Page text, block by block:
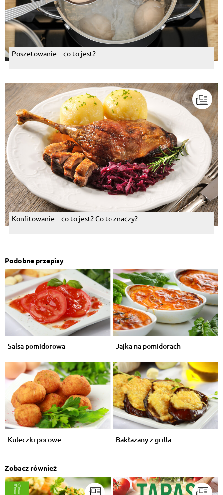
Poszetowanie – co to jest?
Konfitowanie – co to jest? Co to znaczy?
Podobne przepisy
Salsa pomidorowa Jajka na pomidorach
Kuleczki porowe Bakłażany z grilla
Zobacz również